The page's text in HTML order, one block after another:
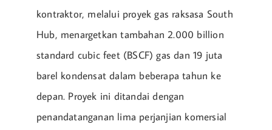
kontraktor, melalui proyek gas raksasa South
Hub, menargetkan tambahan 2.000 billion
standard cubic feet (BSCF) gas dan 19 juta
barel kondensat dalam beberapa tahun ke
depan. Proyek ini ditandai dengan
penandatanganan lima perjanjian komersial